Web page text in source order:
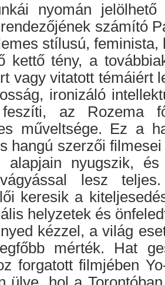
nyomán
számító
stílusú,
kettő tény, a
vagy vitatott témáiért
ironizáló
feszíti, az Rozema
műveltsége. Ez a
hangú szerzői
alapjain nyugszik,
vágyással lesz
keresik a
helyzetek és
kézzel, a világ
mérték. Hat
forgatott filmjében